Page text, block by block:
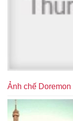
Ảnh chế